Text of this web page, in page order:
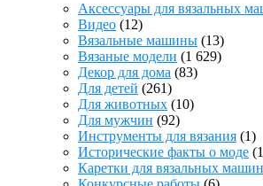
Аксессуары для вязальных
Видео (12)
Вязальные машины (13)
Вязаные модели (1 629)
Декор для дома (83)
Для детей (261)
Для животных (10)
Для мужчин (92)
Инструменты для вязания (1)
Исторические факты о моде
Каретки для вязальных машин